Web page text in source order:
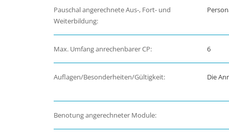
Pauschal angerechnete Aus-, Fort- und
Weiterbildung:
Max. Umfang anrechenbarer CP: 6
Auflagen/Besonderheiten/Gültigkeit: Die
Benotung angerechneter Module: